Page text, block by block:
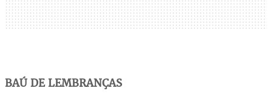
BAÚ DE LEMBRANÇAS